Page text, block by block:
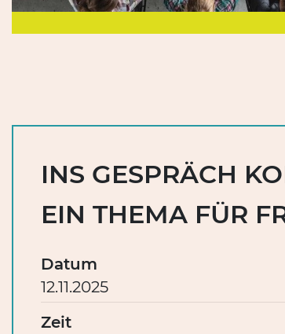
INS GESPRÄCH
EIN THEMA FÜR
Datum
12.11.2025
Zeit